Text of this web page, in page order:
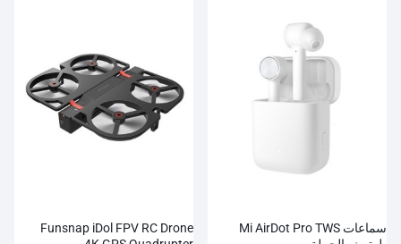
سماعات Mi AirDot Pro TWS
Funsnap iDol FPV RC Drone